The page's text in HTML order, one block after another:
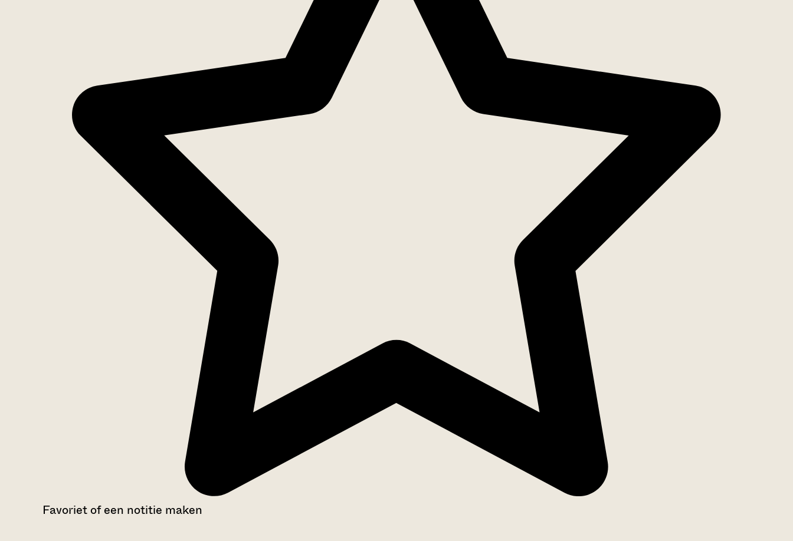
Favoriet of een notitie maken